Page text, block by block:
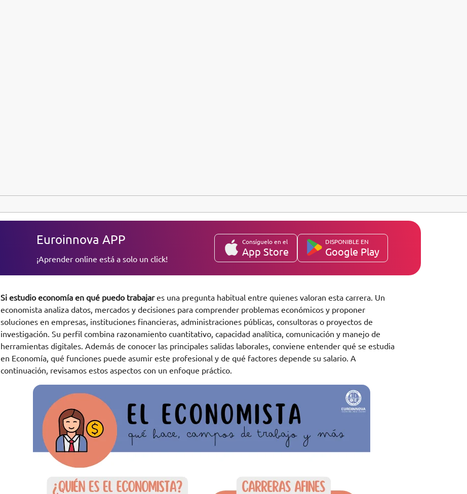
Euroinnova APP
¡Aprender online está a solo un click!
Consíguelo en el
App Store
DISPONIBLE EN
Google Play
Si estudio economía en qué puedo trabajares una pregunta habitual entre quienes valoran esta carrera. Un
economista analiza datos, mercados y decisiones para comprender problemas económicos y proponer
soluciones en empresas, instituciones financieras, administraciones públicas, consultoras o proyectos de
investigación. Su perfil combina razonamiento cuantitativo, capacidad analítica, comunicación y manejo de
herramientas digitales. Además de conocer las principales salidas laborales, conviene entender qué se estudia
en Economía, qué funciones puede asumir este profesional y de qué factores depende su salario. A
continuación, revisamos estos aspectos con un enfoque práctico.